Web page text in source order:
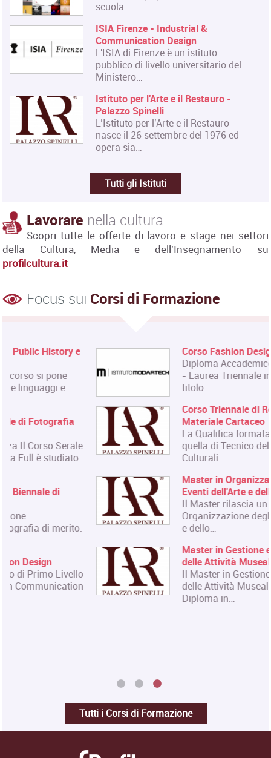
scuola…
ISIA Firenze - Industrial &
Communication Design
L'ISIA di Firenze è un istituto
pubblico di livello universitario del
Ministero…
Istituto per l'Arte e il Restauro -
Palazzo Spinelli
L’Istituto per l’Arte e il Restauro
nasce il 26 settembre del 1976 ed
opera sia…
Tutti gli Istituti
Lavorare nella cultura
Scopri tutte le offerte di lavoro e stage nei settori
della Cultura, Media e dell'Insegnamento su
profilcultura.it
Focus sui Corsi di Formazione
Corso Fashion Design
Diploma Accademico di Primo Livello
- Laurea Triennale in Fashion Design,
Corso Triennale di Restauro del
Materiale Cartaceo
La Qualifica formata dal corso è
quella di Tecnico del Restauro di Beni
Culturali…
Master in Organizzazione degli
Eventi dell'Arte e dello Spettacolo
Il Master rilascia un Diploma in
Organizzazione degli Eventi dell'Arte
e dello…
Master in Gestione e Innovazione
delle Attività Museali
Il Master in Gestione e Innovazione
delle Attività Museali rilascia un
Diploma in…
Tutti i Corsi di Formazione